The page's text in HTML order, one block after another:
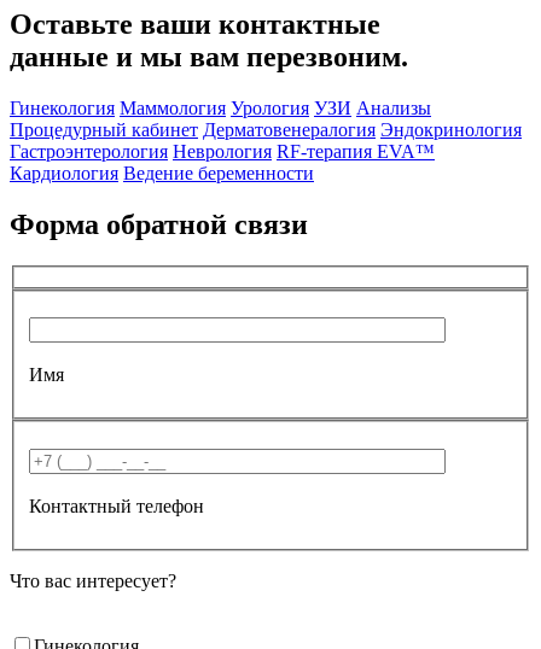
Оставьте ваши контактные
данные и мы вам перезвоним.
Гинекология Маммология Урология УЗИ Анализы
Процедурный кабинет Дерматовенералогия Эндокринология
Гастроэнтерология Неврология RF-терапия EVA™
Кардиология Ведение беременности
Форма обратной связи
Имя
Контактный телефон
Что вас интересует?